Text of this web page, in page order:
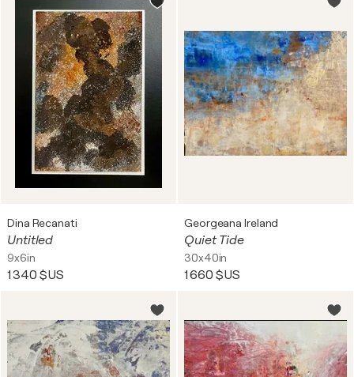
Dina Recanati
Untitled
9x6in
1 340 $US
Georgeana Ireland
Quiet Tide
30x40in
1 660 $US